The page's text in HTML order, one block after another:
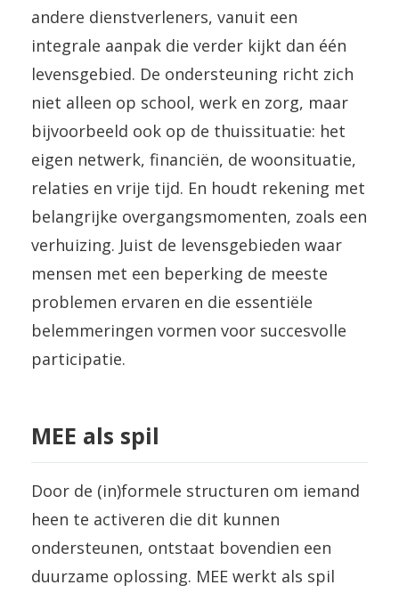
andere dienstverleners, vanuit een
integrale aanpak die verder kijkt dan één
levensgebied. De ondersteuning richt zich
niet alleen op school, werk en zorg, maar
bijvoorbeeld ook op de thuissituatie: het
eigen netwerk, financiën, de woonsituatie,
relaties en vrije tijd. En houdt rekening met
belangrijke overgangsmomenten, zoals een
verhuizing. Juist de levensgebieden waar
mensen met een beperking de meeste
problemen ervaren en die essentiële
belemmeringen vormen voor succesvolle
participatie.
MEE als spil
Door de (in)formele structuren om iemand
heen te activeren die dit kunnen
ondersteunen, ontstaat bovendien een
duurzame oplossing. MEE werkt als spil